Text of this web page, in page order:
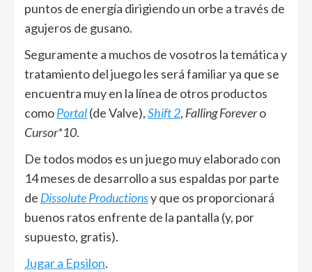
puntos de energía dirigiendo un orbe a través de
agujeros de gusano.
Seguramente a muchos de vosotros la temática y
tratamiento del juego les será familiar ya que se
encuentra muy en la línea de otros productos
comoPortal(de Valve),Shift 2, Falling Forevero
Cursor*10.
De todos modos es un juego muy elaborado con
14 meses de desarrollo a sus espaldas por parte
de Dissolute Productionsy que os proporcionará
buenos ratos enfrente de la pantalla (y, por
supuesto, gratis).
Jugar a Epsilon.